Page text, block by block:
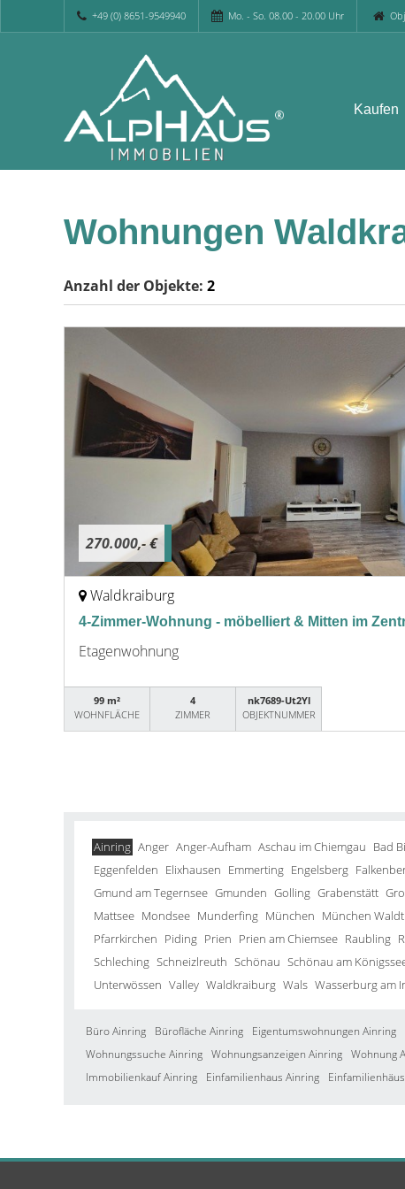
+49 (0) 8651-9549940 Mo. - So. 08.00 - 20.00 Uhr
Kaufen
Wohnungen
Anzahl der Objekte: 2
270.000,- €
Waldkraiburg
4-Zimmer-Wohnung - möbelliert & Mitten im
Etagenwohnung
99 m²
WOHNFLÄCHE
4
ZIMMER
nk7689-Ut2Yl
OBJEKTNUMMER
Ainring Anger Anger-Aufham Aschau im Chiemgau Bad
Eggenfelden Elixhausen Emmerting Engelsberg
Gmund am Tegernsee Gmunden Golling Grabenstätt
Mattsee Mondsee Munderfing München München
Pfarrkirchen Piding Prien Prien am Chiemsee Raubling
Schleching Schneizlreuth Schönau Schönau am
Unterwössen Valley Waldkraiburg Wals Wasserburg am
Büro Ainring Bürofläche Ainring Eigentumswohnungen Ainring
Wohnungssuche Ainring Wohnungsanzeigen Ainring Wohnung
Immobilienkauf Ainring
Einfamilienhaus Ainring